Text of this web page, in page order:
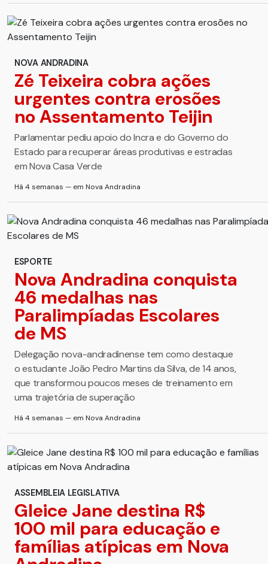
NOVA ANDRADINA
Zé Teixeira cobra ações
urgentes contra erosões
no Assentamento Teijin
Parlamentar pediu apoio do Incra e do Governo do
Estado para recuperar áreas produtivas e estradas
em Nova Casa Verde
Há 4 semanas — em Nova Andradina
ESPORTE
Nova Andradina conquista
46 medalhas nas
Paralimpíadas Escolares
de MS
Delegação nova-andradinense tem como destaque
o estudante João Pedro Martins da Silva, de 14 anos,
que transformou poucos meses de treinamento em
uma trajetória de superação
Há 4 semanas — em Nova Andradina
ASSEMBLEIA LEGISLATIVA
Gleice Jane destina R$
100 mil para educação e
famílias atípicas em Nova